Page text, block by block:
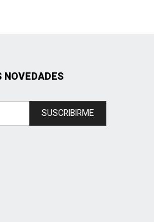
NOVEDADES
SUSCRIBIRME